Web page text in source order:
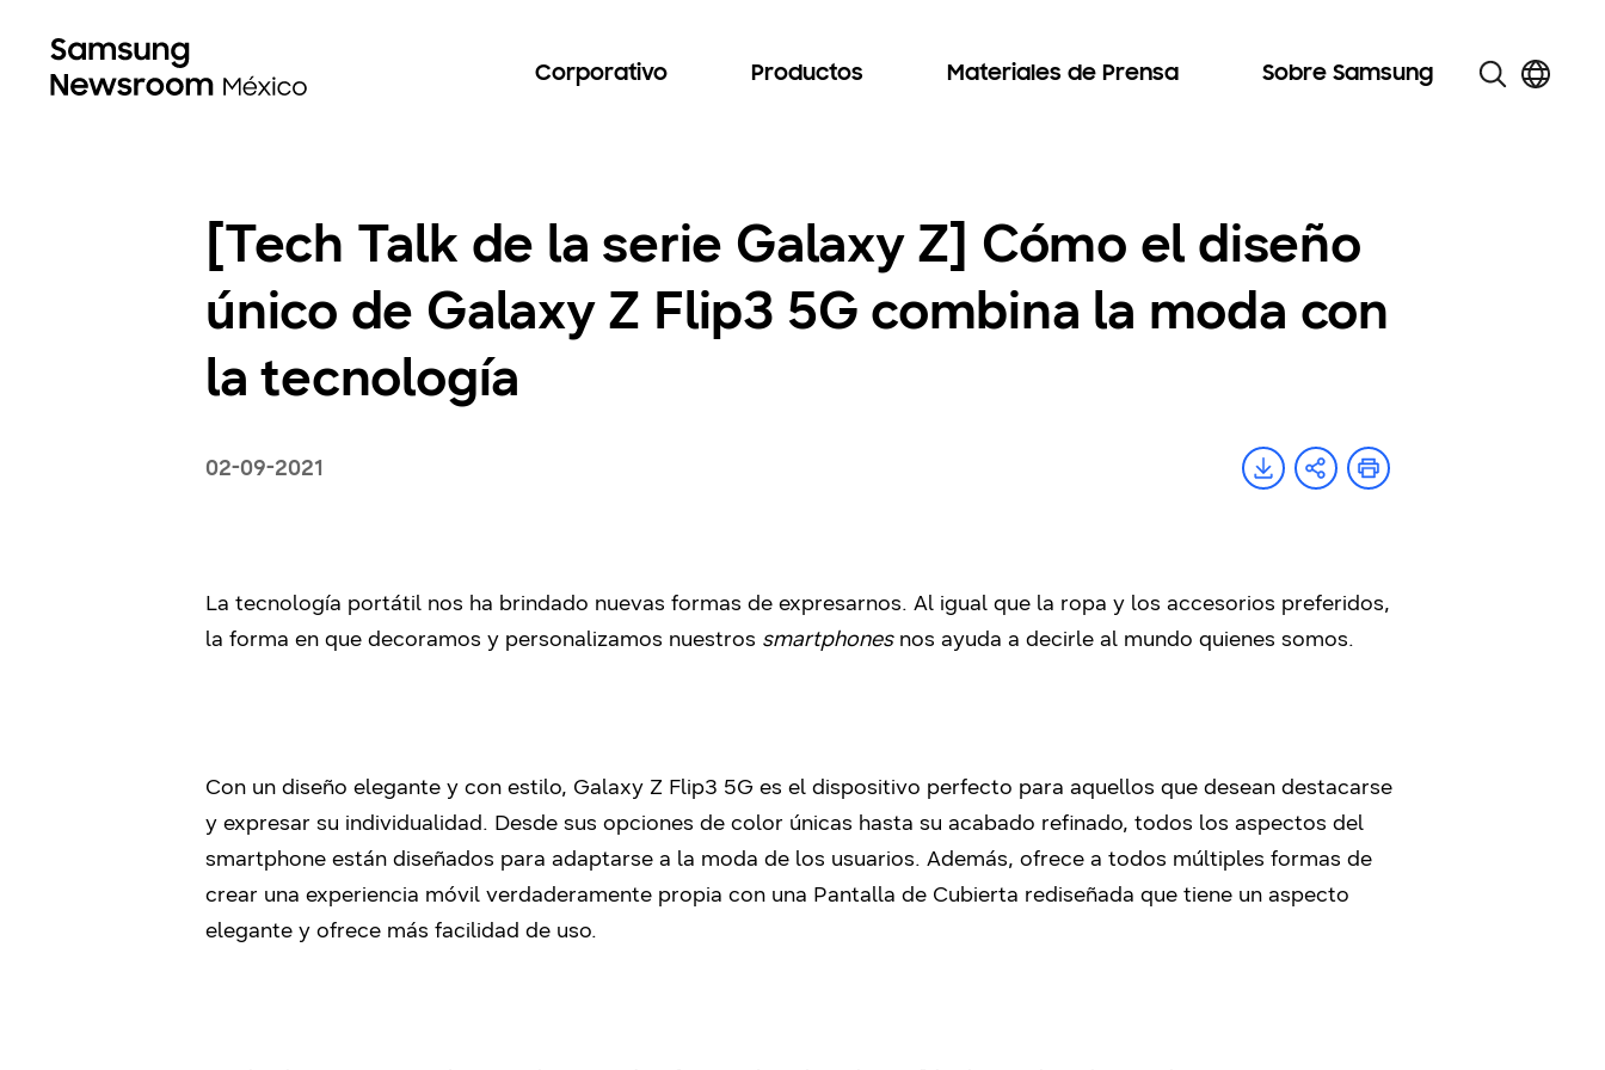
Corporativo Productos Materiales de Prensa Sobre Samsung
[Tech Talk de la serie Galaxy Z] Cómo el diseño
único de Galaxy Z Flip3 5G combina la moda con
la tecnología
02-09-2021
La tecnología portátil nos ha brindado nuevas formas de expresarnos. Al igual que la ropa y los accesorios preferidos,
la forma en que decoramos y personalizamos nuestros smartphonesnos ayuda a decirle al mundo quienes somos.
Con un diseño elegante y con estilo, Galaxy Z Flip3 5G es el dispositivo perfecto para aquellos que desean destacarse
y expresar su individualidad. Desde sus opciones de color únicas hasta su acabado refinado, todos los aspectos del
smartphone están diseñados para adaptarse a la moda de los usuarios. Además, ofrece a todos múltiples formas de
crear una experiencia móvil verdaderamente propia con una Pantalla de Cubierta rediseñada que tiene un aspecto
elegante y ofrece más facilidad de uso.